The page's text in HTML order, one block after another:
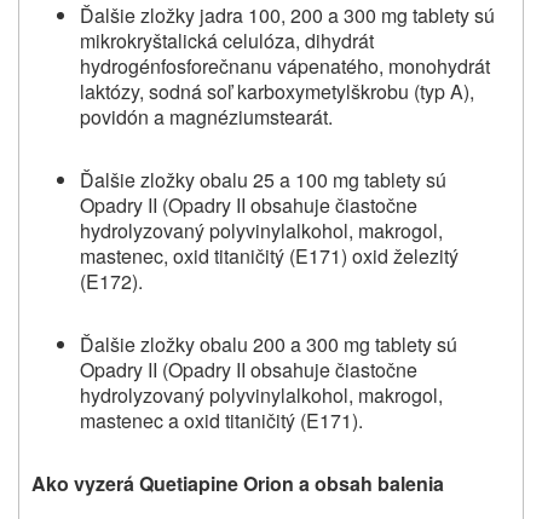
Ďalšie zložky jadra 100, 200 a 300 mg tablety sú
mikrokryštalická celulóza, dihydrát
hydrogénfosforečnanu vápenatého, monohydrát
laktózy, sodná soľ karboxymetylškrobu (typ A),
povidón a magnéziumstearát.
Ďalšie zložky obalu 25 a 100 mg tablety sú
Opadry II (Opadry II obsahuje čiastočne
hydrolyzovaný polyvinylalkohol, makrogol,
mastenec, oxid titaničitý (E171) oxid železitý
(E172).
Ďalšie zložky obalu 200 a 300 mg tablety sú
Opadry II (Opadry II obsahuje čiastočne
hydrolyzovaný polyvinylalkohol, makrogol,
mastenec a oxid titaničitý (E171).
Ako vyzerá Quetiapine Orion a obsah balenia